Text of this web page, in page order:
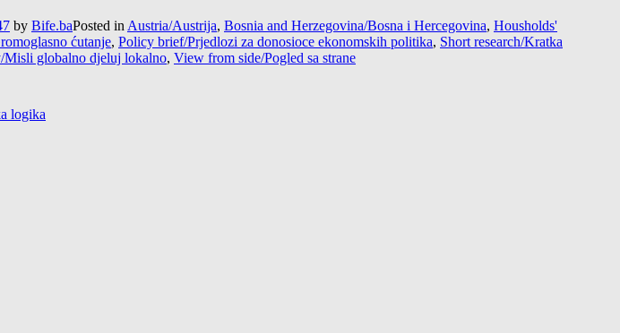
by Bife.baPosted in Austria/Austrija, Bosnia and Herzegovina/Bosna i Hercegovina, Housholds'
ćutanje, Policy brief/Prjedlozi za donosioce ekonomskih politika, Short research/Kratka
globalno djeluj lokalno, View from side/Pogled sa strane
logika